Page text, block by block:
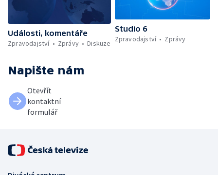
Události, komentáře
Zpravodajství
Zprávy Diskuze
Studio 6
Zpravodajství
Zprávy
Napište nám
Otevřít
kontaktní
formulář